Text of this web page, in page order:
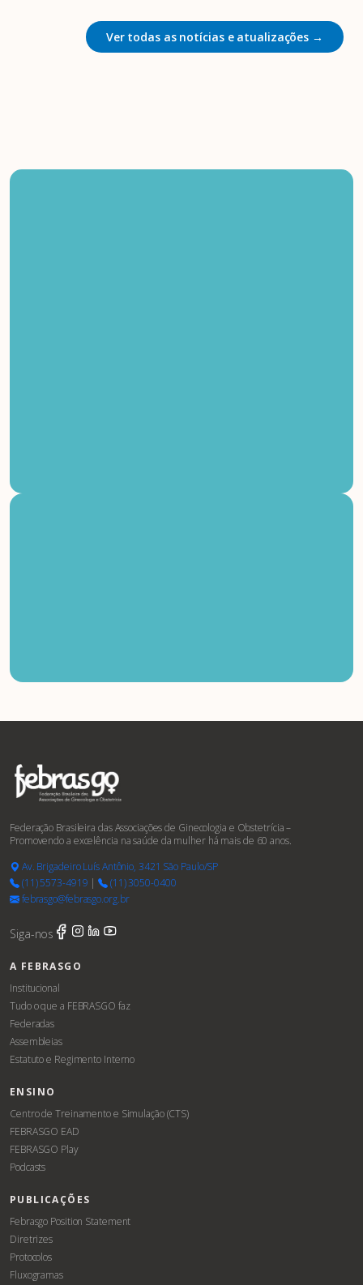
Ver todas as notícias e atualizações →
Federação Brasileira das Associações de Ginecologia e Obstetrícia –
Promovendo a excelência na saúde da mulher há mais de 60 anos.
Av. Brigadeiro Luís Antônio, 3421 São Paulo/SP
(11) 5573-4919 |
(11) 3050-0400
febrasgo@febrasgo.org.br
Siga-nos
A FEBRASGO
Institucional
Tudo o que a FEBRASGO faz
Federadas
Assembleias
Estatuto e Regimento Interno
ENSINO
Centro de Treinamento e Simulação (CTS)
FEBRASGO EAD
FEBRASGO Play
Podcasts
PUBLICAÇÕES
Febrasgo Position Statement
Diretrizes
Protocolos
Fluxogramas